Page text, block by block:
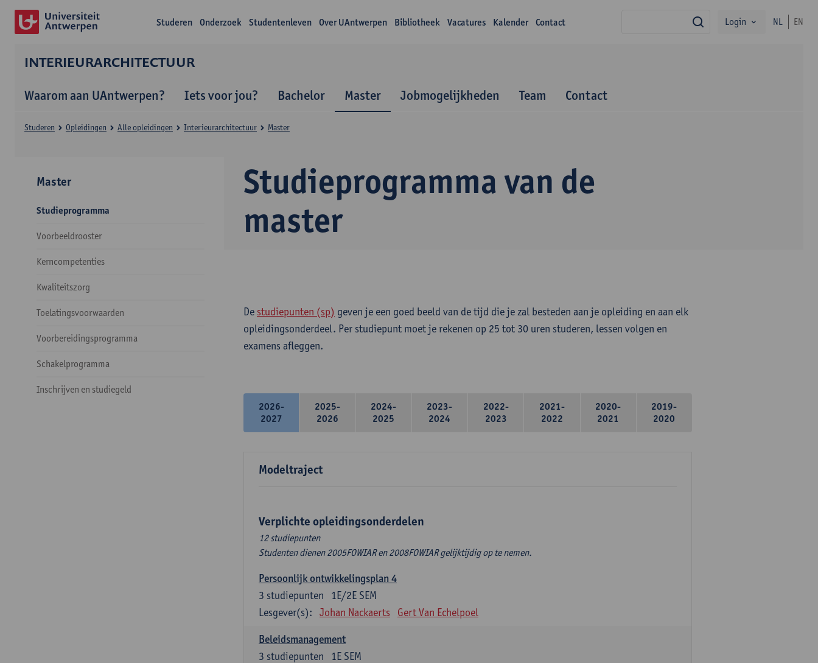
Studeren Onderzoek Studentenleven Over UAntwerpen Bibliotheek Vacatures Kalender Contact zoekLogin NL EN
INTERIEURARCHITECTUUR
Waarom aan UAntwerpen? Iets voor jou? Bachelor Master Jobmogelijkheden Team Contact
Studieprogramma van de
master
Studeren Opleidingen Alle opleidingen Interieurarchitectuur Master
Master
Studieprogramma
Voorbeeldrooster
Kerncompetenties
Kwaliteitszorg
Toelatingsvoorwaarden
Voorbereidingsprogramma
Schakelprogramma
Inschrijven en studiegeld
De studiepunten (sp) geven je een goed beeld van de tijd die je zal besteden aan je opleiding en aan elk
opleidingsonderdeel. Per studiepunt moet je rekenen op 25 tot 30 uren studeren, lessen volgen en
examens afleggen.
2026-
2027
2025-
2026
2024-
2025
2023-
2024
2022-
2023
2021-
2022
2020-
2021
2019-
2020
Modeltraject
Verplichte opleidingsonderdelen
12 studiepunten
Studenten dienen 2005FOWIAR en 2008FOWIAR gelijktijdig op te nemen.
Persoonlijk ontwikkelingsplan 4
1E/2E SEM
3 studiepunten
Lesgever(s):
Johan Nackaerts Gert Van Echelpoel
Beleidsmanagement
1E SEM
3 studiepunten